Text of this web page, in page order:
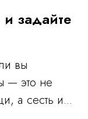
задайте
вы
— это не
а сесть и...